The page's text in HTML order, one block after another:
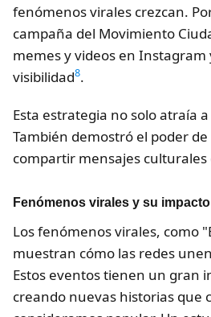
fenómenos virales crezcan.
campaña del Movimiento
memes y videos en Instagram
visibilidad8.
Esta estrategia no solo atraía
También demostró el poder
compartir mensajes
Fenómenos virales y su
Los fenómenos virales, como
muestran cómo las redes
Estos eventos tienen un gran
creando nuevas historias que